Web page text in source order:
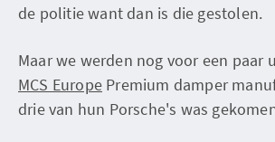
de politie want dan is die gestolen.
Maar we werden nog voor een paar
MCS Europe Premium damper
drie van hun Porsche's was